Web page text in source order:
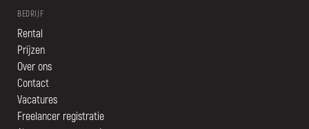
BEDRIJF
Rental
Prijzen
Over ons
Contact
Vacatures
Freelancer registratie